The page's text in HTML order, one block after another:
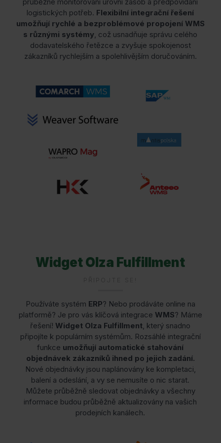
logistických potřeb. Flexibilní integrační řešení
umožňují rychlé a bezproblémové propojení WMS
s různými systémy, což usnadňuje správu celého
dodavatelského řetězce a zvyšuje spokojenost
zákazníků rychlejším a spolehlivějším doručováním.
Widget Olza Fulfillment
Používáte systém ERP? Nebo prodáváte online na
platformě? Je pro vás klíčová integrace WMS? Máme
řešení!Widget Olza Fulfillment, který snadno
připojíte k populárním systémům. Rozsáhlé integrační
funkce umožňují automatické stahování
objednávek zákazníků ihned po jejich zadání.
Nové objednávky jsou naplánovány ke kompletaci,
balení a odeslání, a vy se nemusíte o nic starat.
Můžete průběžně sledovat objednávky a všechny
informace budou průběžně aktualizovány na vašich
prodejních kanálech.